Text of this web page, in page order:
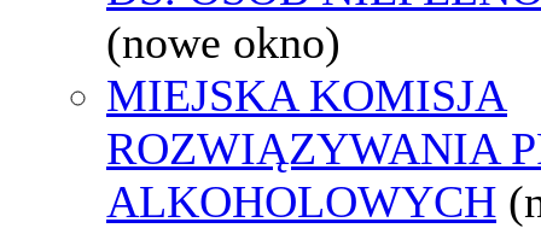
(nowe okno)
MIEJSKA KOMISJA
ROZWIĄZYWANIA
ALKOHOLOWYCH